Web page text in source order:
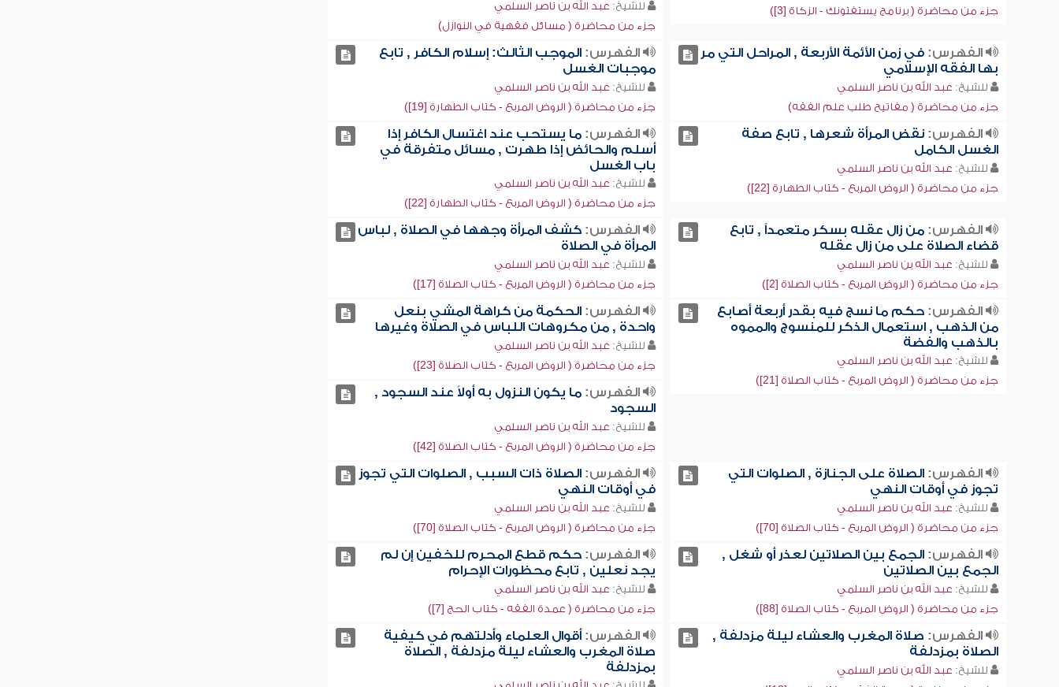
جزء من محاضرة ( برنامج يستفتونك - الزكاة [3])
للشيخ: عبد الله بن ناصر السلمي
جزء من محاضرة ( مسائل فقهية في النوازل)
الفهرس:في زمن الأئمة الأربعة , المراحل التي مر
بها الفقه الإسلامي
للشيخ: عبد الله بن ناصر السلمي
جزء من محاضرة ( مفاتيح طلب علم الفقه)
الفهرس: الموجب الثالث: إسلام الكافر , تابع
موجبات الغسل
للشيخ: عبد الله بن ناصر السلمي
جزء من محاضرة ( الروض المربع - كتاب الطهارة [19])
الفهرس:نقض المرأة شعرها , تابع صفة
الغسل الكامل
للشيخ: عبد الله بن ناصر السلمي
جزء من محاضرة ( الروض المربع - كتاب الطهارة [22])
الفهرس: ما يستحب عند اغتسال الكافر إذا
أسلم والحائض إذا طهرت , مسائل متفرقة في
باب الغسل
للشيخ: عبد الله بن ناصر السلمي
جزء من محاضرة ( الروض المربع - كتاب الطهارة [22])
الفهرس:من زال عقله بسكر متعمداً , تابع
قضاء الصلاة على من زال عقله
للشيخ: عبد الله بن ناصر السلمي
جزء من محاضرة ( الروض المربع - كتاب الصلاة [2])
الفهرس: كشف المرأة وجهها في الصلاة , لباس
المرأة في الصلاة
للشيخ: عبد الله بن ناصر السلمي
جزء من محاضرة ( الروض المربع - كتاب الصلاة [17])
الفهرس:حكم ما نسج فيه بقدر أربعة أصابع
من الذهب , استعمال الذكر للمنسوج والمموه
بالذهب والفضة
للشيخ: عبد الله بن ناصر السلمي
جزء من محاضرة ( الروض المربع - كتاب الصلاة [21])
الفهرس: الحكمة من كراهة المشي بنعل
واحدة , من مكروهات اللباس في الصلاة وغيرها
للشيخ: عبد الله بن ناصر السلمي
جزء من محاضرة ( الروض المربع - كتاب الصلاة [23])
الفهرس: ما يكون النزول به أولاً عند السجود ,
السجود
للشيخ: عبد الله بن ناصر السلمي
جزء من محاضرة ( الروض المربع - كتاب الصلاة [42])
الفهرس:الصلاة على الجنازة , الصلوات التي
تجوز في أوقات النهي
للشيخ: عبد الله بن ناصر السلمي
جزء من محاضرة ( الروض المربع - كتاب الصلاة [70])
الفهرس: الصلاة ذات السبب , الصلوات التي تجوز
في أوقات النهي
للشيخ: عبد الله بن ناصر السلمي
جزء من محاضرة ( الروض المربع - كتاب الصلاة [70])
الفهرس:الجمع بين الصلاتين لعذر أو شغل ,
الجمع بين الصلاتين
للشيخ: عبد الله بن ناصر السلمي
جزء من محاضرة ( الروض المربع - كتاب الصلاة [88])
الفهرس: حكم قطع المحرم للخفين إن لم
يجد نعلين , تابع محظورات الإحرام
للشيخ: عبد الله بن ناصر السلمي
جزء من محاضرة ( عمدة الفقه - كتاب الحج [7])
الفهرس: صلاة المغرب والعشاء ليلة مزدلفة ,
الصلاة بمزدلفة
للشيخ: عبد الله بن ناصر السلمي
الفهرس: أقوال العلماء وأدلتهم في كيفية
صلاة المغرب والعشاء ليلة مزدلفة , الصلاة
بمزدلفة